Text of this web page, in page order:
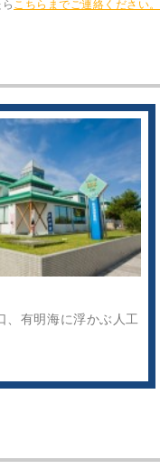
こちらまでご連絡ください。
、有明海に浮かぶ人工